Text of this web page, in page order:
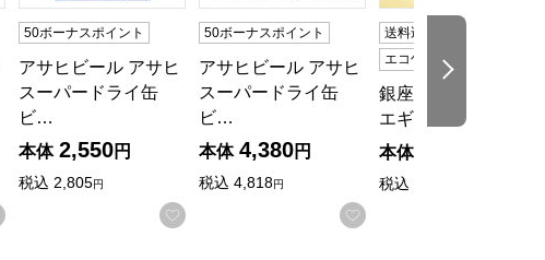
お気に入りに登録する
50ボーナスポイント
アサヒビール アサヒ
スーパードライ缶
ビ…
本体 2,550円
税込 2,805円
お気に入りに登録する
50ボーナスポイント
アサヒビール アサヒ
スーパードライ缶
ビ…
本体 4,380円
税込 4,818円
お気に入りに登録する
送料込み
エコ包装
銀座京橋 レ ロジェ
エギュスキロール…
本体
税込
次の商品